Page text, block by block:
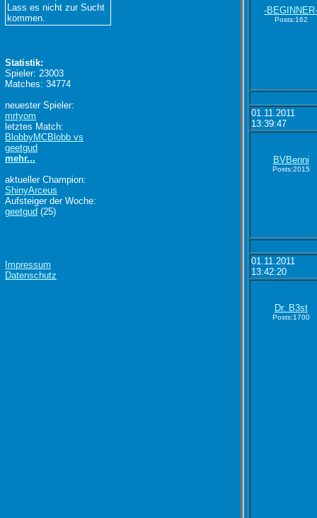
-
Posts:162
01.11.2011
13:39:47
BVBenni
Posts:2015
01.11.2011
13:42:20
Dr. B3st
Posts:1700
Lass es nicht zur Sucht
kommen.
Statistik:
Spieler: 23003
Matches: 34774
neuester Spieler:
mrtyom
letztes Match:
BlobbyMCBlobb vs
geetgud
mehr...
aktueller Champion:
ShinyArceus
Aufsteiger der Woche:
geetgud (25)
Impressum
Datenschutz